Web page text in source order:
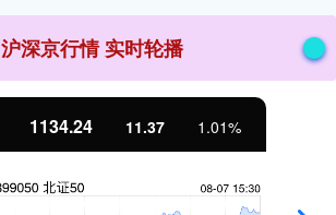
沪深京行情 实时轮播
1134.24 11.37 1.01%